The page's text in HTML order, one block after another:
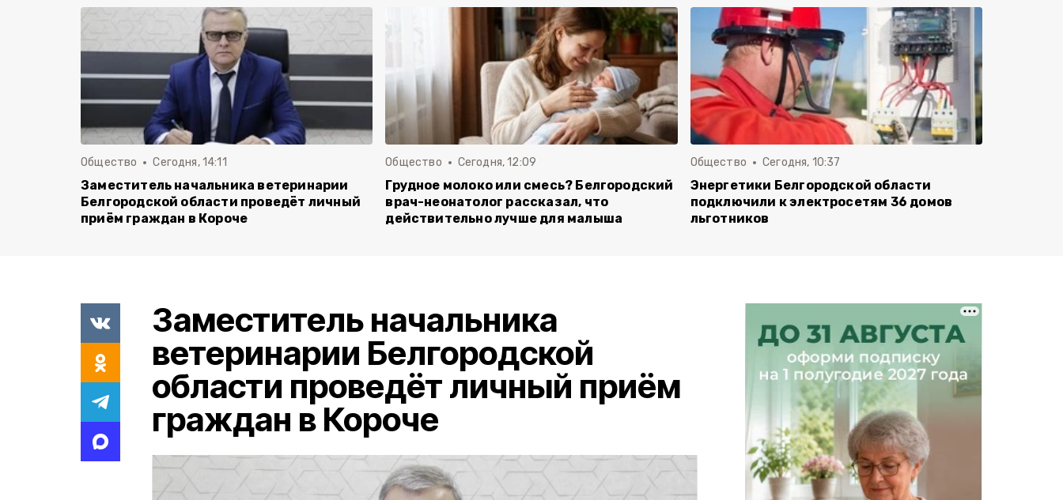
Общество Сегодня, 14:11
Заместитель начальника ветеринарии
Белгородской области проведёт личный
приём граждан в Короче
Общество Сегодня, 12:09
Грудное молоко или смесь? Белгородский
врач-неонатолог рассказал, что
действительно лучше для малыша
Общество Сегодня, 10:37
Энергетики Белгородской области
подключили к электросетям 36 домов
льготников
Заместитель начальника
ветеринарии Белгородской
области проведёт личный приём
граждан в Короче